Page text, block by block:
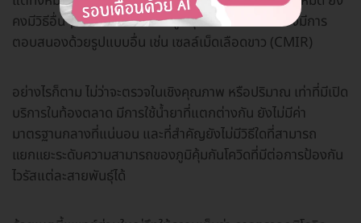
คงมีวิธีอื่นๆ อีก เนื่องจากระบบภูมิคุ้มกันของร่างกายยังมีการ
ตอบสนองด้วยรูปแบบอื่น เช่น เซลล์เม็ดเลือดขาว (CMIR)
อย่างไรก็ตาม ไม่ว่าจะตรวจในเชิงคุณภาพ หรือปริมาณ เท่าที่มีเปิด
บริการในท้องตลาด มีการใช้น้ำยาที่แตกต่างกัน ยังไม่มีค่า
มาตรฐานกลางที่แน่นอน และที่สำคัญยังไม่มีวิธีใดที่สามารถ
แยกแยะระดับความสามารถของภูมิคุ้มกันโควิดที่มีต่อการป้องกัน
ไวรัสแต่ละสายพันธุ์ได้